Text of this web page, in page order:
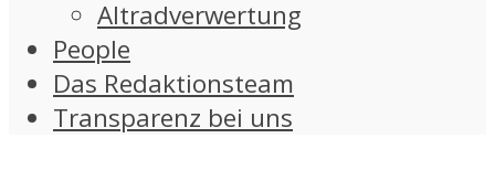
Altradverwertung
People
Das Redaktionsteam
Transparenz bei uns